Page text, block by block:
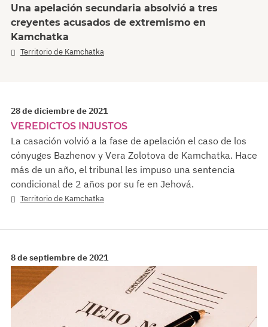
Una apelación secundaria absolvió a tres
creyentes acusados de extremismo en
Kamchatka
Territorio de Kamchatka
28 de diciembre de 2021
VEREDICTOS INJUSTOS
La casación volvió a la fase de apelación el caso de los
cónyuges Bazhenov y Vera Zolotova de Kamchatka. Hace
más de un año, el tribunal les impuso una sentencia
condicional de 2 años por su fe en Jehová.
Territorio de Kamchatka
8 de septiembre de 2021